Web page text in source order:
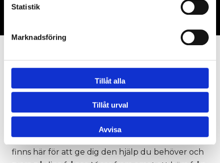
Statistik
Marknadsföring
Tillåt alla
Tillåt urval
Avvisa
Om vår webbshop
Behöver du assistans med silo, tankar,
bandfoderfördelare eller något annat? Har du
frågor om vår webbshop eller behöver stöd med
en beställning? Tveka inte att kontakta oss – vi
finns här för att ge dig den hjälp du behöver och